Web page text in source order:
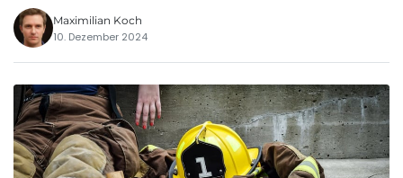
Maximilian Koch
10. Dezember 2024